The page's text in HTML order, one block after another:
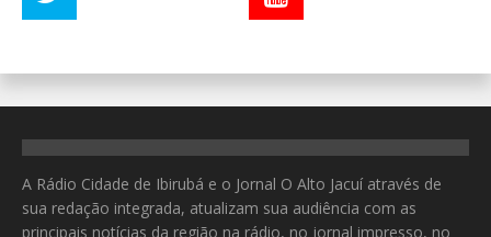
A Rádio Cidade de Ibirubá e o Jornal O Alto Jacuí através de
sua redação integrada, atualizam sua audiência com as
principais notícias da região na rádio, no jornal impresso, no